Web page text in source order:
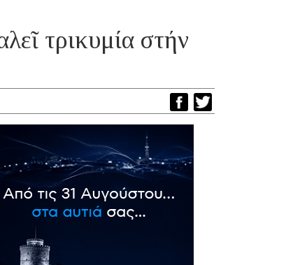
τρικυμία στήν